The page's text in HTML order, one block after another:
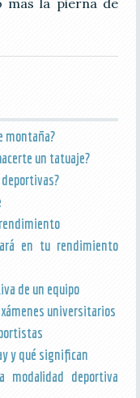
montaña?
un tatuaje?
en tu rendimiento
de un equipo
universitarios
y qué significan
deportiva